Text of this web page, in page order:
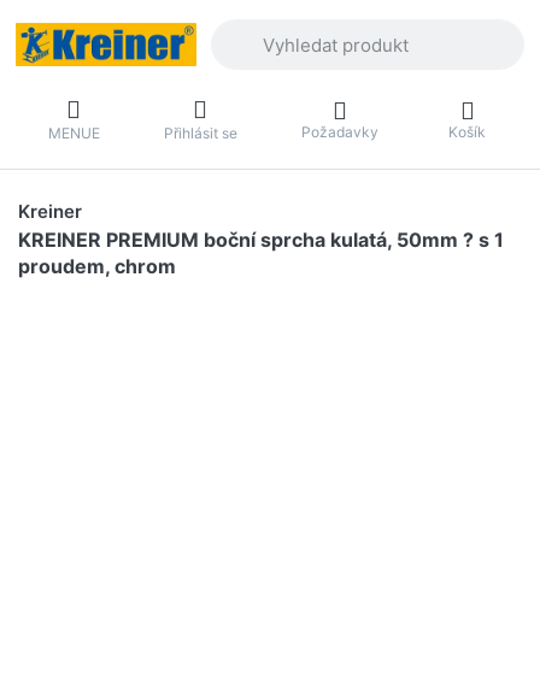
MENUE Přihlásit se Požadavky Košík
Kreiner
KREINER PREMIUM boční sprcha kulatá, 50mm ? s 1
proudem, chrom